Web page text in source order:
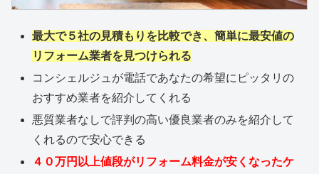
最大で５社の見積もりを比較でき、簡単に最安値の
リフォーム業者を見つけられる
コンシェルジュが電話であなたの希望にピッタリの
おすすめ業者を紹介してくれる
悪質業者なしで評判の高い優良業者のみを紹介して
くれるので安心できる
４０万円以上値段がリフォーム料金が安くなったケ